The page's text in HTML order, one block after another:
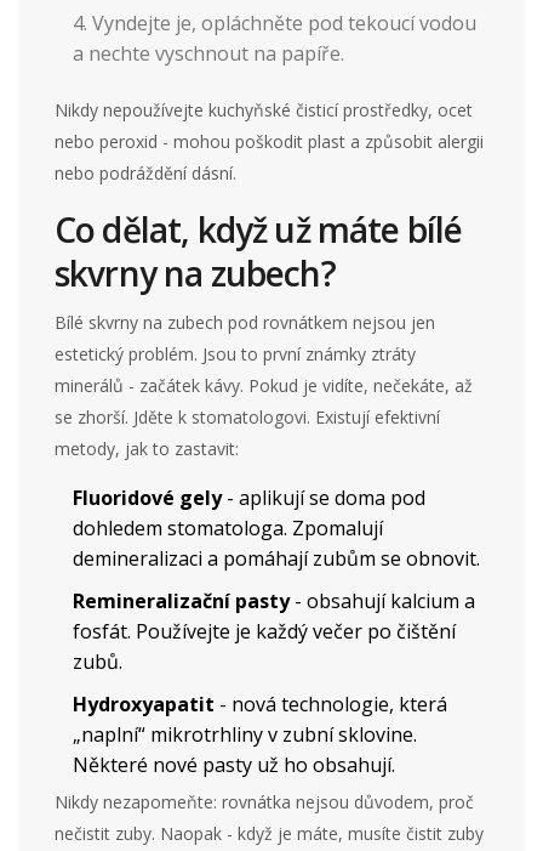
Vyndejte je, opláchněte pod tekoucí vodou
a nechte vyschnout na papíře.
Nikdy nepoužívejte kuchyňské čisticí prostředky, ocet
nebo peroxid - mohou poškodit plast a způsobit alergii
nebo podráždění dásní.
Co dělat, když už máte bílé
skvrny na zubech?
Bílé skvrny na zubech pod rovnátkem nejsou jen
estetický problém. Jsou to první známky ztráty
minerálů - začátek kávy. Pokud je vidíte, nečekáte, až
se zhorší. Jděte k stomatologovi. Existují efektivní
metody, jak to zastavit:
Fluoridové gely- aplikují se doma pod
dohledem stomatologa. Zpomalují
demineralizaci a pomáhají zubům se obnovit.
Remineralizační pasty- obsahují kalcium a
fosfát. Používejte je každý večer po čištění
zubů.
Hydroxyapatit - nová technologie, která
„naplní“ mikrotrhliny v zubní sklovine.
Některé nové pasty už ho obsahují.
Nikdy nezapomeňte: rovnátka nejsou důvodem, proč
nečistit zuby. Naopak - když je máte, musíte čistit zuby